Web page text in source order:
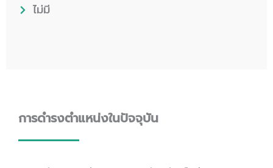
ไม่มี
การดำรงตำแหน่งในปัจจุบัน